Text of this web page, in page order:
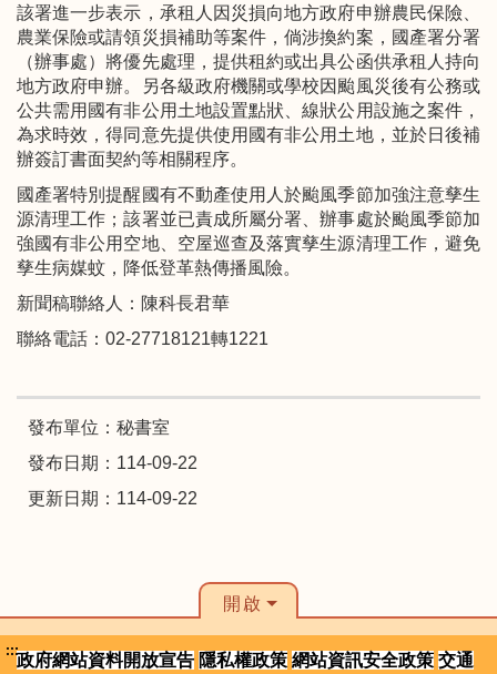
該署進一步表示，承租人因災損向地方政府申辦農民保險、
農業保險或請領災損補助等案件，倘涉換約案，國產署分署
（辦事處）將優先處理，提供租約或出具公函供承租人持向
地方政府申辦。另各級政府機關或學校因颱風災後有公務或
公共需用國有非公用土地設置點狀、線狀公用設施之案件，
為求時效，得同意先提供使用國有非公用土地，並於日後補
辦簽訂書面契約等相關程序。
國產署特別提醒國有不動產使用人於颱風季節加強注意孳生
源清理工作；該署並已責成所屬分署、辦事處於颱風季節加
強國有非公用空地、空屋巡查及落實孳生源清理工作，避免
孳生病媒蚊，降低登革熱傳播風險。
新聞稿聯絡人：陳科長君華
聯絡電話：02-27718121轉1221
發布單位：秘書室
發布日期：114-09-22
更新日期：114-09-22
開啟
:::政府網站資料開放宣告 隱私權政策 網站資訊安全政策 交通